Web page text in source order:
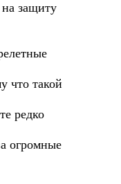
защиту
что такой
редко
огромные